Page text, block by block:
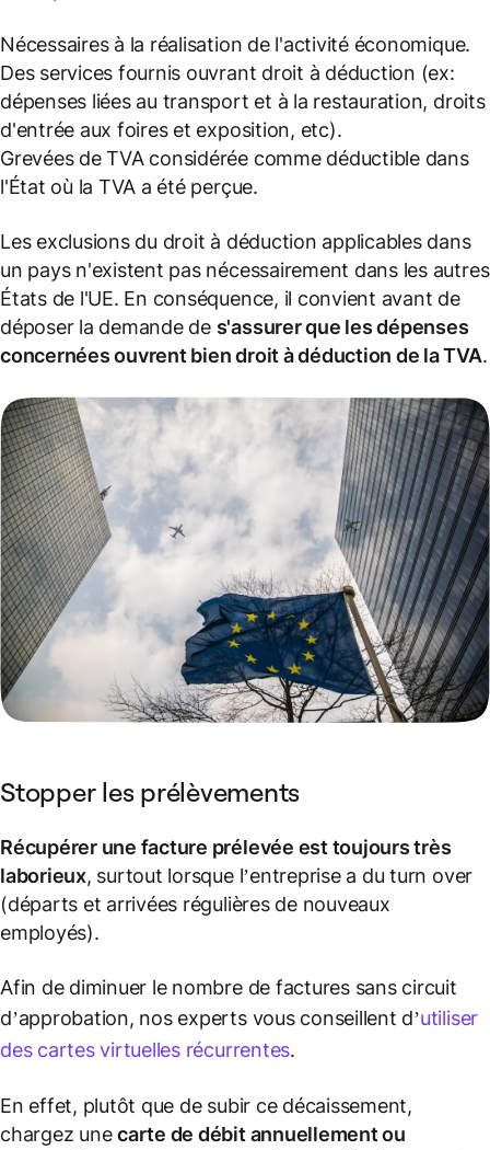
Nécessaires à la réalisation de l'activité économique.
Des services fournis ouvrant droit à déduction (ex:
dépenses liées au transport et à la restauration, droits
d'entrée aux foires et exposition, etc).
Grevées de TVA considérée comme déductible dans
l'État où la TVA a été perçue.
Les exclusions du droit à déduction applicables dans
un pays n'existent pas nécessairement dans les autres
États de l'UE. En conséquence, il convient avant de
déposer la demande de s'assurer que les dépenses
concernées ouvrent bien droit à déduction de la TVA.
Stopper les prélèvements
Récupérer une facture prélevée est toujours très
laborieux, surtout lorsque l’entreprise a duturn over
(départs et arrivées régulières de nouveaux
employés).
Afin de diminuer le nombre de factures sans circuit
d’approbation, nos experts vous conseillent d’utiliser
des cartes virtuelles récurrentes.
En effet, plutôt que de subir ce décaissement,
chargez unecarte de débit annuellement ou